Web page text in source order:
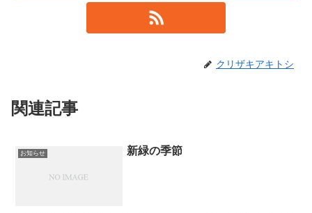
クリザキアキトシ
関連記事
お知らせ 新緑の季節